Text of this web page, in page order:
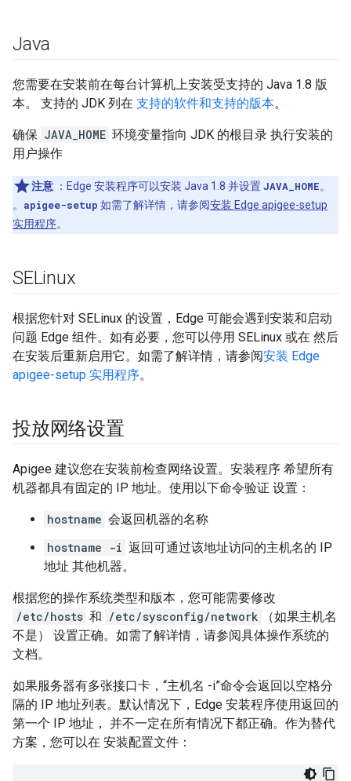
Java
您需要在安装前在每台计算机上安装受支持的 Java 1.8 版
本。 支持的 JDK 列在 支持的软件和支持的版本。
确保 JAVA_HOME 环境变量指向 JDK 的根目录 执行安装的
用户操作
注意 ：Edge 安装程序可以安装 Java 1.8 并设置JAVA_HOME。
。 apigee-setup 如需了解详情，请参阅安装 Edge apigee-setup
实用程序。
SELinux
根据您针对 SELinux 的设置，Edge 可能会遇到安装和启动
问题 Edge 组件。如有必要，您可以停用 SELinux 或在 然后
在安装后重新启用它。如需了解详情，请参阅安装 Edge
apigee-setup 实用程序。
投放网络设置
Apigee 建议您在安装前检查网络设置。安装程序 希望所有
机器都具有固定的 IP 地址。使用以下命令验证 设置：
hostname 会返回机器的名称
hostname -i 返回可通过该地址访问的主机名的 IP
地址 其他机器。
根据您的操作系统类型和版本，您可能需要修改
/etc/hosts 和 /etc/sysconfig/network
（如果主机名
不是） 设置正确。如需了解详情，请参阅具体操作系统的
文档。
如果服务器有多张接口卡，“主机名 -i”命令会返回以空格分
隔的 IP 地址列表。默认情况下，Edge 安装程序使用返回的
第一个 IP 地址， 并不一定在所有情况下都正确。作为替代
方案，您可以在 安装配置文件：